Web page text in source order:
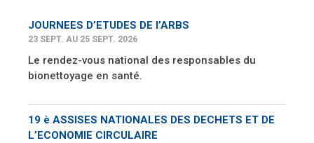
JOURNEES D’ETUDES DE l’ARBS
23 SEPT. AU 25 SEPT. 2026
Le rendez-vous national des responsables du
bionettoyage en santé.
19 è ASSISES NATIONALES DES DECHETS ET DE
L’ECONOMIE CIRCULAIRE